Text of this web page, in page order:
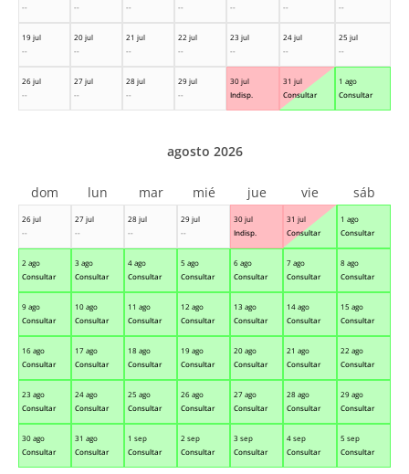
--
--
--
--
--
--
--
19 jul
--
20 jul
--
21 jul
--
22 jul
--
23 jul
--
24 jul
--
25 jul
--
26 jul
--
27 jul
--
28 jul
--
29 jul
--
30 jul
Indisp.
31 jul
Consultar
1 ago
Consultar
26 jul
--
27 jul
--
28 jul
--
29 jul
--
30 jul
Indisp.
31 jul
Consultar
1 ago
Consultar
2 ago
Consultar
3 ago
Consultar
4 ago
Consultar
5 ago
Consultar
6 ago
Consultar
7 ago
Consultar
8 ago
Consultar
9 ago
Consultar
10 ago
Consultar
11 ago
Consultar
12 ago
Consultar
13 ago
Consultar
14 ago
Consultar
15 ago
Consultar
16 ago
Consultar
17 ago
Consultar
18 ago
Consultar
19 ago
Consultar
20 ago
Consultar
21 ago
Consultar
22 ago
Consultar
23 ago
Consultar
24 ago
Consultar
25 ago
Consultar
26 ago
Consultar
27 ago
Consultar
28 ago
Consultar
29 ago
Consultar
30 ago
Consultar
31 ago
Consultar
1 sep
Consultar
2 sep
Consultar
3 sep
Consultar
4 sep
Consultar
5 sep
Consultar
agosto 2026
dom lun mar mié jue vie sáb